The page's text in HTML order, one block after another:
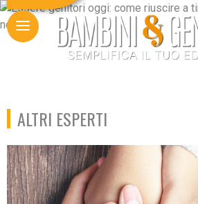
Ricerca per:
ALTRI ESPERTI